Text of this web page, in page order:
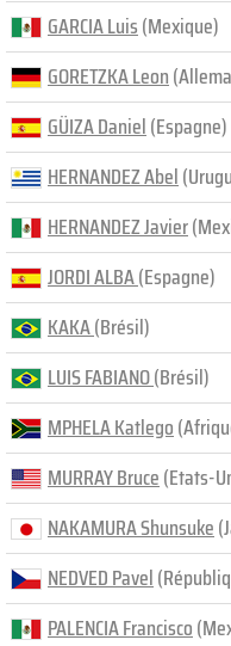
GARCIA Luis(Mexique)
GORETZKA Leon
GÜIZA Daniel(Espagne)
HERNANDEZ Abel
HERNANDEZ Javier
JORDI ALBA(Espagne)
KAKA(Brésil)
LUIS FABIANO(Brésil)
MPHELA Katlego
MURRAY Bruce(Etats-
NAKAMURA Shunsuke
NEDVED Pavel
PALENCIA Francisco